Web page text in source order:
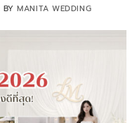
BYMANITA WEDDING